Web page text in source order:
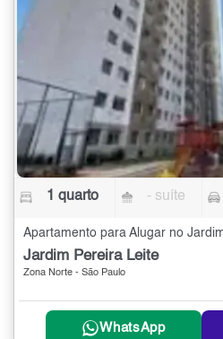
1 quarto - suíte
Jardim Pereira Leite
Zona Norte - São Paulo
WhatsApp